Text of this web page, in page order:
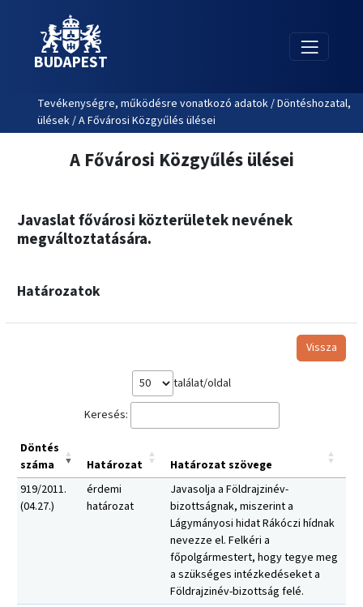
BUDAPEST
Tevékenységre, működésre vonatkozó adatok / Döntéshozatal,
ülések / A Fővárosi Közgyűlés ülései
A Fővárosi Közgyűlés ülései
Javaslat fővárosi közterületek nevének
megváltoztatására.
Határozatok
Vissza
találat/oldal
Keresés:
Döntés
száma
Határozat
Határozat szövege
919/2011.
(04.27.)
érdemi
határozat
Javasolja a Földrajzinév-
bizottságnak, miszerint a
Lágymányosi hidat Rákóczi hídnak
nevezze el. Felkéri a
főpolgármestert, hogy tegye meg
a szükséges intézkedéseket a
Földrajzinév-bizottság felé.